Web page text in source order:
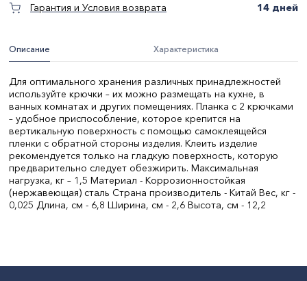
Описание Характеристика
Для оптимального хранения различных принадлежностей
используйте крючки – их можно размещать на кухне, в
ванных комнатах и других помещениях. Планка с 2 крючками
– удобное приспособление, которое крепится на
вертикальную поверхность с помощью самоклеящейся
пленки с обратной стороны изделия. Клеить изделие
рекомендуется только на гладкую поверхность, которую
предварительно следует обезжирить. Максимальная
нагрузка, кг – 1,5 Материал - Коррозионностойкая
(нержавеющая) сталь Страна производитель - Китай Вес, кг -
0,025 Длина, см - 6,8 Ширина, см - 2,6 Высота, см - 12,2
Гарантия и Условия возврата
14 дней